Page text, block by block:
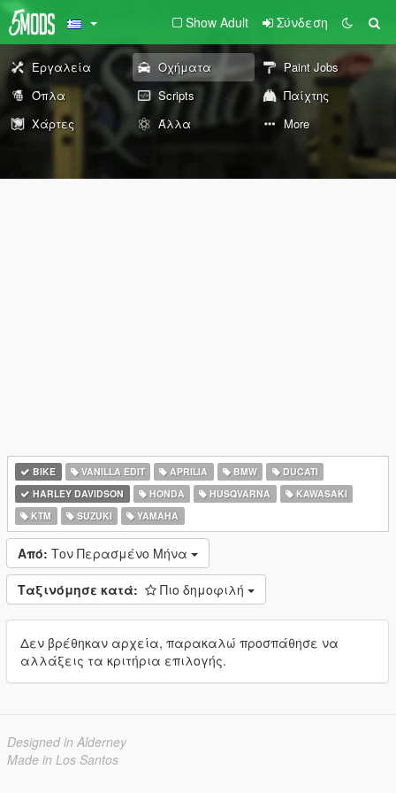
Show Adult Σύνδεση
Εργαλεία Οχήματα
Paint Jobs
Όπλα
Scripts
Παίχτης
Χάρτες
Άλλα More
BIKE VANILLA EDIT APRILIA BMW
DUCATI
HARLEY DAVIDSON
HONDA HUSQVARNA
KAWASAKI
KTM
SUZUKI YAMAHA
Από: Τον Περασμένο Μήνα
Ταξινόμησε κατά: Πιο δημοφιλή
Δεν βρέθηκαν αρχεία, παρακαλώ προσπάθησε να
αλλάξεις τα κριτήρια επιλογής.
Designed in Alderney
Made in Los Santos